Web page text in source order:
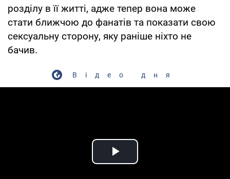
розділу в її житті, адже тепер вона може
стати ближчою до фанатів та показати свою
сексуальну сторону, яку раніше ніхто не
бачив.
Відео дня
Play Video